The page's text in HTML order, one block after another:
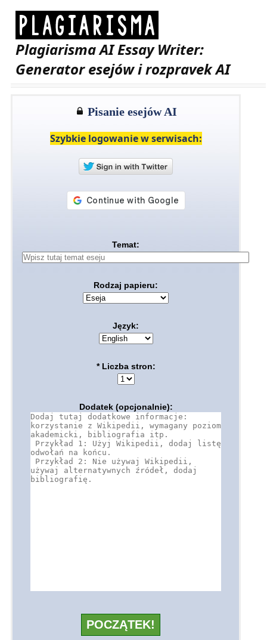
Plagiarisma AI Essay Writer:
Generator esejów i rozpravek AI
Pisanie esejów AI
Szybkie logowanie w serwisach:
Temat:
Rodzaj papieru:
Język:
* Liczba stron:
Dodatek (opcjonalnie):